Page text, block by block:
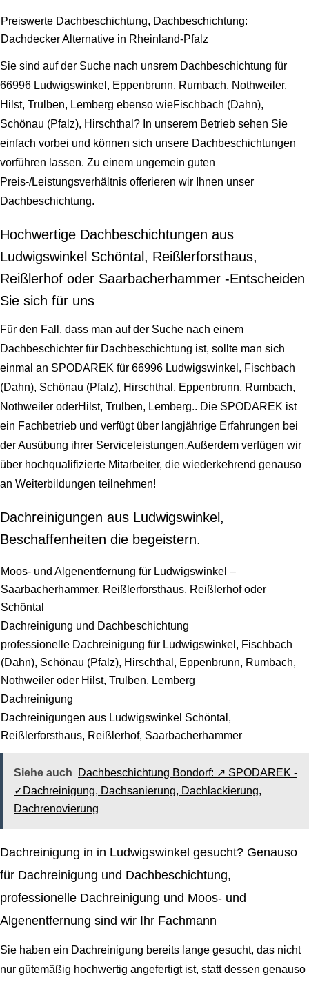
Preiswerte Dachbeschichtung, Dachbeschichtung:
Dachdecker Alternative in Rheinland-Pfalz
Sie sind auf der Suche nach unsrem Dachbeschichtung für
66996 Ludwigswinkel, Eppenbrunn, Rumbach, Nothweiler,
Hilst, Trulben, Lemberg ebenso wieFischbach (Dahn),
Schönau (Pfalz), Hirschthal? In unserem Betrieb sehen Sie
einfach vorbei und können sich unsere Dachbeschichtungen
vorführen lassen. Zu einem ungemein guten
Preis-/Leistungsverhältnis offerieren wir Ihnen unser
Dachbeschichtung.
Hochwertige Dachbeschichtungen aus
Ludwigswinkel Schöntal, Reißlerforsthaus,
Reißlerhof oder Saarbacherhammer -Entscheiden
Sie sich für uns
Für den Fall, dass man auf der Suche nach einem
Dachbeschichter für Dachbeschichtung ist, sollte man sich
einmal an SPODAREK für 66996 Ludwigswinkel, Fischbach
(Dahn), Schönau (Pfalz), Hirschthal, Eppenbrunn, Rumbach,
Nothweiler oderHilst, Trulben, Lemberg.. Die SPODAREK ist
ein Fachbetrieb und verfügt über langjährige Erfahrungen bei
der Ausübung ihrer Serviceleistungen.Außerdem verfügen wir
über hochqualifizierte Mitarbeiter, die wiederkehrend genauso
an Weiterbildungen teilnehmen!
Dachreinigungen aus Ludwigswinkel,
Beschaffenheiten die begeistern.
Moos- und Algenentfernung für Ludwigswinkel –
Saarbacherhammer, Reißlerforsthaus, Reißlerhof oder
Schöntal
Dachreinigung und Dachbeschichtung
professionelle Dachreinigung für Ludwigswinkel, Fischbach
(Dahn), Schönau (Pfalz), Hirschthal, Eppenbrunn, Rumbach,
Nothweiler oder Hilst, Trulben, Lemberg
Dachreinigung
Dachreinigungen aus Ludwigswinkel Schöntal,
Reißlerforsthaus, Reißlerhof, Saarbacherhammer
Siehe auch
Dachbeschichtung Bondorf: ↗️ SPODAREK -
✓Dachreinigung, Dachsanierung, Dachlackierung,
Dachrenovierung
Dachreinigung in in Ludwigswinkel gesucht? Genauso
für Dachreinigung und Dachbeschichtung,
professionelle Dachreinigung und Moos- und
Algenentfernung sind wir Ihr Fachmann
Sie haben ein Dachreinigung bereits lange gesucht, das nicht
nur gütemäßig hochwertig angefertigt ist, statt dessen genauso